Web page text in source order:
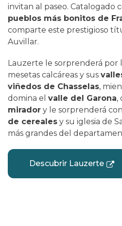
invitan al paseo. Catalogado
pueblos más bonitos de
comparte este prestigioso
Auvillar.
Lauzerte le sorprenderá por
mesetas calcáreas y sus
viñedos de Chasselas,
domina el valle del Garona,
mirador y le sorprenderá
de cereales y su iglesia de
más grandes del
Descubrir Lauzerte